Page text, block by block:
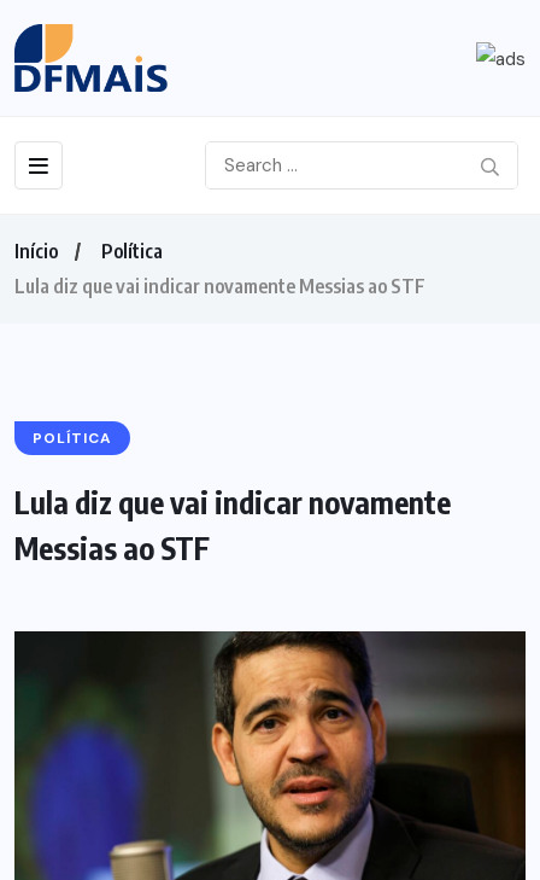
Início
Política
Lula diz que vai indicar novamente Messias ao STF
POLÍTICA
Lula diz que vai indicar novamente
Messias ao STF